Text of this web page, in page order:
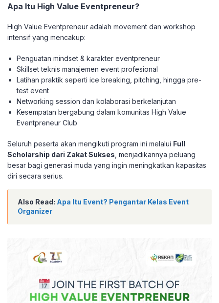
Apa Itu High Value Eventpreneur?
High Value Eventpreneur adalah movement dan workshop
intensif yang mencakup:
Penguatan mindset & karakter eventpreneur
Skillset teknis manajemen event profesional
Latihan praktik seperti ice breaking, pitching, hingga pre-
test event
Networking session dan kolaborasi berkelanjutan
Kesempatan bergabung dalam komunitas High Value
Eventpreneur Club
Seluruh peserta akan mengikuti program ini melalui Full
Scholarship dari Zakat Sukses , menjadikannya peluang
besar bagi generasi muda yang ingin meningkatkan kapasitas
diri secara serius.
Also Read: Apa Itu Event? Pengantar Kelas Event
Organizer